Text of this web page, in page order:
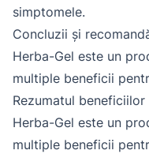
simptomele.
Concluzii și
Herba-Gel este un
multiple beneficii
Rezumatul beneficiilor
Herba-Gel este un
multiple beneficii